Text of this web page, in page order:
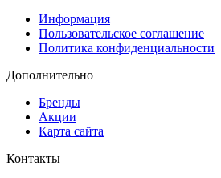
Информация
Пользовательское соглашение
Политика конфиденциальности
Дополнительно
Бренды
Акции
Карта сайта
Контакты